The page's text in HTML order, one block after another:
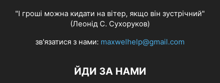
"І гроші можна кидати на вітер, якщо він зустрічний"
(Леонід С. Сухоруков)
зв'язатися з нами: maxwelhelp@gmail.com
ЙДИ ЗА НАМИ